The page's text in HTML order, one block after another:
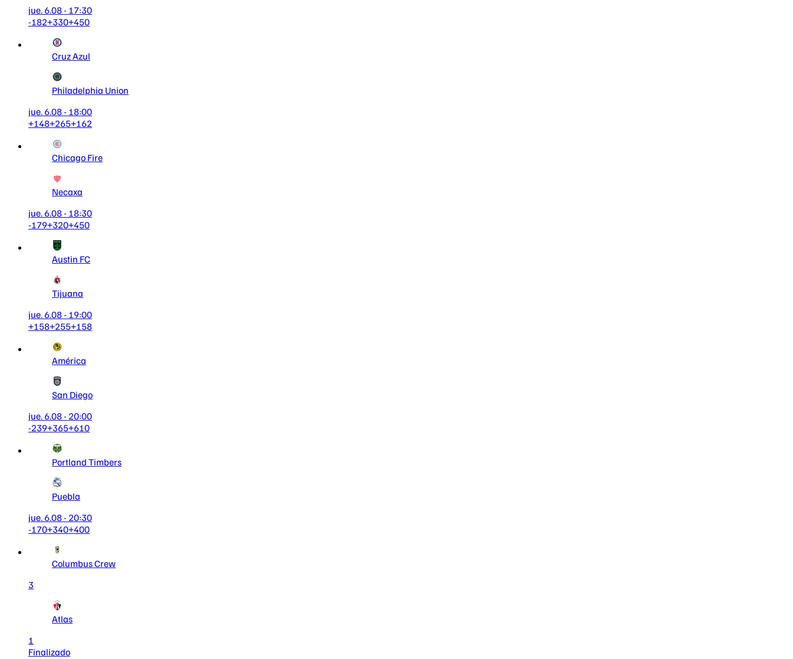
jue. 6.08 - 17:30
-182+330+450
Cruz Azul
Philadelphia Union
jue. 6.08 - 18:00
+148+265+162
Chicago Fire
Necaxa
jue. 6.08 - 18:30
-179+320+450
Austin FC
Tijuana
jue. 6.08 - 19:00
+158+255+158
América
San Diego
jue. 6.08 - 20:00
-239+365+610
Portland Timbers
Puebla
jue. 6.08 - 20:30
-170+340+400
Columbus Crew
3
Atlas
1
Finalizado